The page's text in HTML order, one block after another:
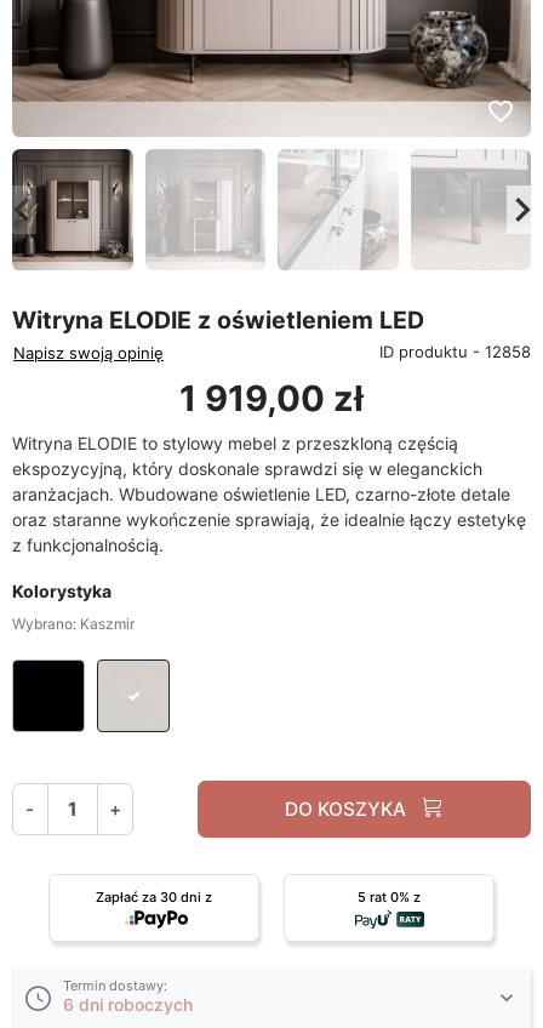
favorite_border
Poprzedni
Witryna ELODIE z oświetleniem LED
Napisz swoją opinię ID produktu - 12858
1 919,00 zł
Witryna ELODIE to stylowy mebel z przeszkloną częścią
ekspozycyjną, który doskonale sprawdzi się w eleganckich
aranżacjach. Wbudowane oświetlenie LED, czarno-złote detale
oraz staranne wykończenie sprawiają, że idealnie łączy estetykę
z funkcjonalnością.
Kolorystyka
Wybrano: Kaszmir
Czarny Kaszmir
- + DO KOSZYKA
Zapłać za 30 dni z 5 rat 0% z
Termin dostawy:
6 dni roboczych